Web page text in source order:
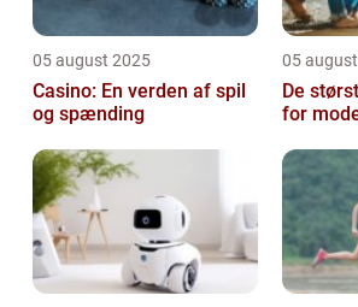
05 august 2025
Casino: En verden af spil
og spænding
05
De
for